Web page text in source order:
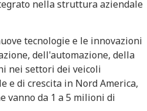
nella struttura aziendale
tecnologie e le innovazioni
dell'automazione, della
nei settori dei veicoli
e di crescita in Nord America,
vanno da 1 a 5 milioni di